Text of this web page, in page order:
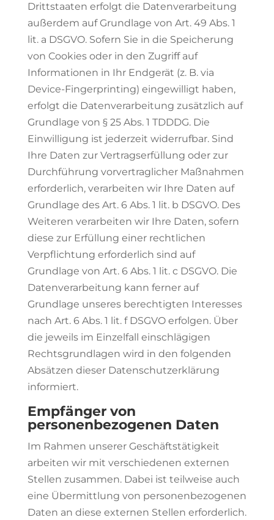
Drittstaaten erfolgt die Datenverarbeitung
außerdem auf Grundlage von Art. 49 Abs. 1
lit. a DSGVO. Sofern Sie in die Speicherung
von Cookies oder in den Zugriff auf
Informationen in Ihr Endgerät (z. B. via
Device-Fingerprinting) eingewilligt haben,
erfolgt die Datenverarbeitung zusätzlich auf
Grundlage von § 25 Abs. 1 TDDDG. Die
Einwilligung ist jederzeit widerrufbar. Sind
Ihre Daten zur Vertragserfüllung oder zur
Durchführung vorvertraglicher Maßnahmen
erforderlich, verarbeiten wir Ihre Daten auf
Grundlage des Art. 6 Abs. 1 lit. b DSGVO. Des
Weiteren verarbeiten wir Ihre Daten, sofern
diese zur Erfüllung einer rechtlichen
Verpflichtung erforderlich sind auf
Grundlage von Art. 6 Abs. 1 lit. c DSGVO. Die
Datenverarbeitung kann ferner auf
Grundlage unseres berechtigten Interesses
nach Art. 6 Abs. 1 lit. f DSGVO erfolgen. Über
die jeweils im Einzelfall einschlägigen
Rechtsgrundlagen wird in den folgenden
Absätzen dieser Datenschutzerklärung
informiert.
Empfänger von
personenbezogenen Daten
Im Rahmen unserer Geschäftstätigkeit
arbeiten wir mit verschiedenen externen
Stellen zusammen. Dabei ist teilweise auch
eine Übermittlung von personenbezogenen
Daten an diese externen Stellen erforderlich.